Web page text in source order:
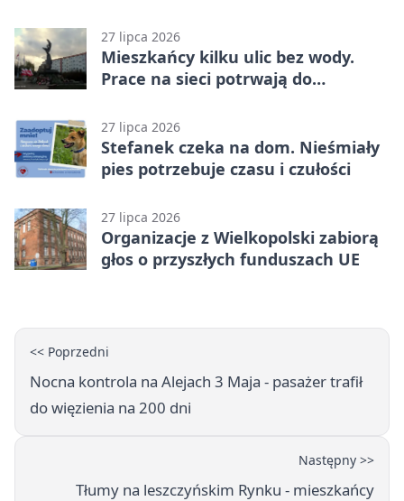
27 lipca 2026
Mieszkańcy kilku ulic bez wody.
Prace na sieci potrwają do
27 lipca 2026
Stefanek czeka na dom. Nieśmiały
pies potrzebuje czasu i czułości
27 lipca 2026
Organizacje z Wielkopolski zabiorą
głos o przyszłych funduszach UE
<< Poprzedni
Nocna kontrola na Alejach 3 Maja - pasażer trafił
do więzienia na 200 dni
Następny >>
Tłumy na leszczyńskim Rynku - mieszkańcy